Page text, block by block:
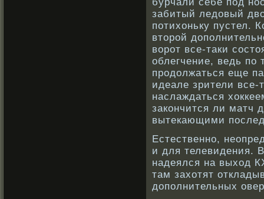
забитый ледовый
потихоньку пустел.
второй
ворот все-таки
облегчение, ведь по
продолжаться еще
идеале зрители все-
наслаждаться
закончится ли матч
вытекающими
Естественнο,
и для телевидения.
надеялся на выход
там захотят
дополнительных